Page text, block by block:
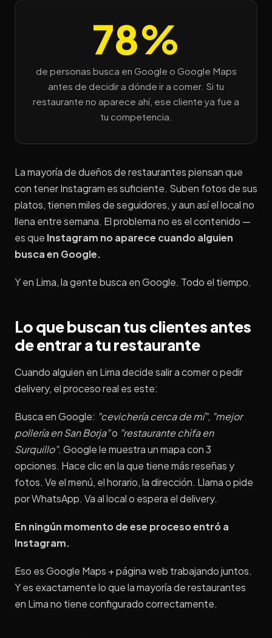
78%
de personas busca en Google o Google Maps
antes de decidir a dónde ir a comer. Si tu
restaurante no aparece ahí, ese cliente ya fue a
tu competencia.
La mayoría de dueños de restaurantes piensan que
con tener Instagram es suficiente. Suben fotos de sus
platos, tienen miles de seguidores, y aun así el local no
llena entre semana. El problema no es el contenido —
es que Instagram no aparece cuando alguien
busca en Google.
Y en Lima, la gente busca en Google. Todo el tiempo.
Lo que buscan tus clientes antes
de entrar a tu restaurante
Cuando alguien en Lima decide salir a comer o pedir
delivery, el proceso real es este:
Busca en Google: "cevichería cerca de mí", "mejor
pollería en San Borja"o "restaurante chifa en
Surquillo". Google le muestra un mapa con 3
opciones. Hace clic en la que tiene más reseñas y
fotos. Ve el menú, el horario, la dirección. Llama o pide
por WhatsApp. Va al local o espera el delivery.
En ningún momento de ese proceso entró a
Instagram.
Eso es Google Maps + página web trabajando juntos.
Y es exactamente lo que la mayoría de restaurantes
en Lima no tiene configurado correctamente.